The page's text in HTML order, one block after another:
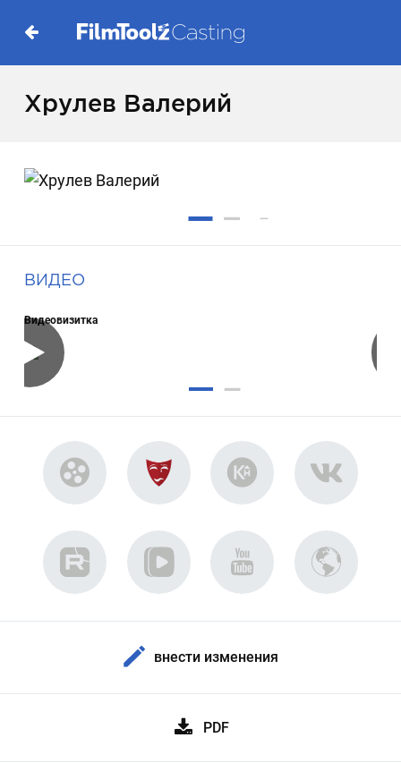
Хрулев Валерий
ВИДЕО
Видеовизитка
внести изменения
PDF